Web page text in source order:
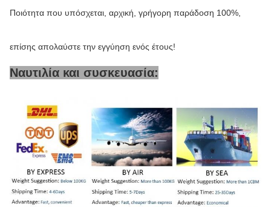
Ποιότητα που υπόσχεται, αρχική, γρήγορη παράδοση 100%,
επίσης απολαύστε την εγγύηση ενός έτους!
Ναυτιλία και συσκευασία: